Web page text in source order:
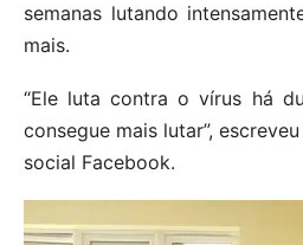
semanas lutando
mais.
“Ele luta contra o vírus há
consegue mais lutar”,
social Facebook.